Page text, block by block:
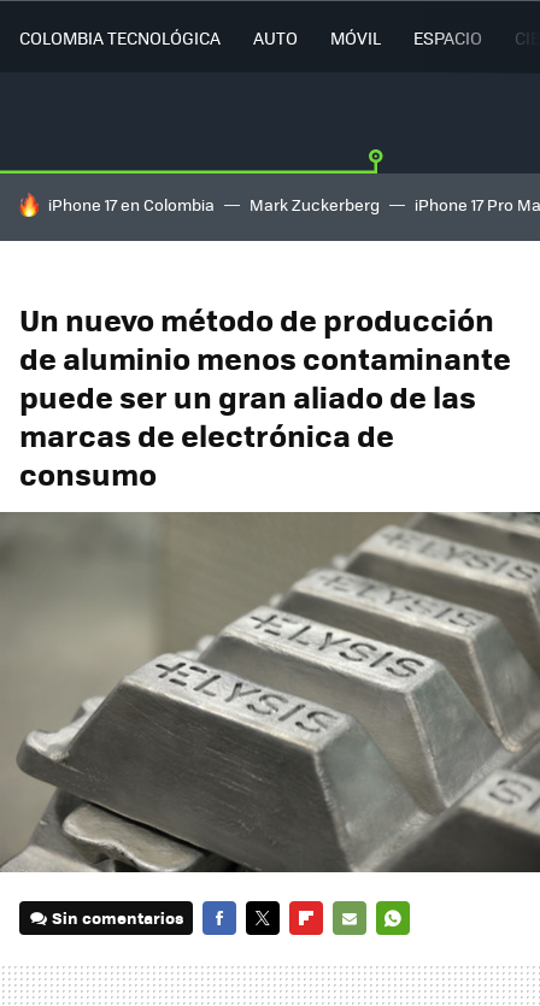
COLOMBIA TECNOLÓGICA AUTO MÓVIL ESPACIO
HOY SE HABLA DE
iPhone 17 en Colombia Mark Zuckerberg iPhone 17 Pro
Un nuevo método de producción
de aluminio menos contaminante
puede ser un gran aliado de las
marcas de electrónica de
consumo
Sin comentarios
MAIL